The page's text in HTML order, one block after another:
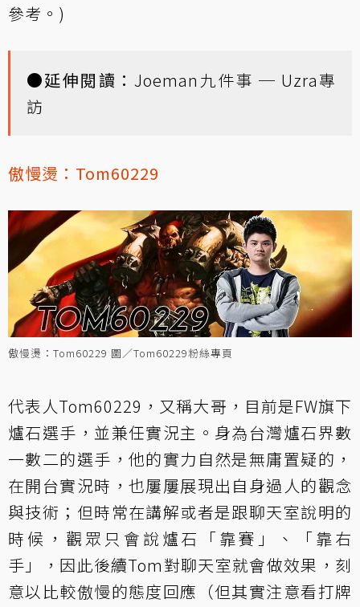
參考。)
●延伸閱讀：Joeman九件事 ─ Uzra專
訪
傲慢燙：Tom60229
傲慢燙：Tom60229 圖／Tom60229粉絲專頁
代表人Tom60229，又稱大哥，目前是FW旗下
爐石選手，並兼任實況主。身為台灣爐石界數
一數二的選手，他的實力自然是無庸置疑的，
在開台實況時，也屢屢展現出自身過人的觀念
與技術；但時常在講解或者是跟聊天室說明的
時候，觀眾只會說爐石「靠賽」、「靠右
手」，因此後續Tom對聊天室就會做效果，刻
意以比較傲慢的態度回應（但其實注意看打牌